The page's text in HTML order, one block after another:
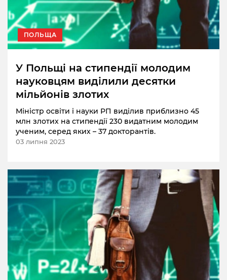
ПОЛЬЩА
У Польщі на стипендії молодим
науковцям виділили десятки
мільйонів злотих
Міністр освіти і науки РП виділив приблизно 45
млн злотих на стипендії 230 видатним молодим
ученим, серед яких – 37 докторантів.
03 липня 2023